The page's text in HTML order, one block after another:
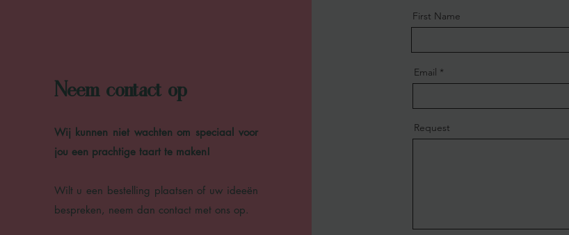
Neem contact op
Wij kunnen niet wachten om speciaal voor
jou een prachtige taart te maken!
Wilt u een bestelling plaatsen of uw ideeën
bespreken, neem dan contact met ons op.
First Name
Email
Request